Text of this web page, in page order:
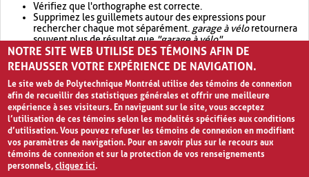
Vérifiez que l'orthographe est correcte.
Supprimez les guillemets autour des expressions pour
rechercher chaque mot séparément. garage à véloretournera
souvent plus de résultat que"garage à vélo".
Envisagez d'élargir votre recherche avec OR.garage OR vélo
retournera souvent plus de résultat quegarage à vélo
NOTRE SITE WEB UTILISE DES TÉMOINS AFIN DE
REHAUSSER VOTRE EXPÉRIENCE DE NAVIGATION.
Le site web de Polytechnique Montréal utilise des témoins de connexion
afin de recueillir des statistiques générales et offrir une meilleure
expérience à ses visiteurs. En naviguant sur le site, vous acceptez
l’utilisation de ces témoins selon les modalités spécifiées aux conditions
d’utilisation. Vous pouvez refuser les témoins de connexion en modifiant
vos paramètres de navigation. Pour en savoir plus sur le recours aux
témoins de connexion et sur la protection de vos renseignements
personnels,cliquez ici.